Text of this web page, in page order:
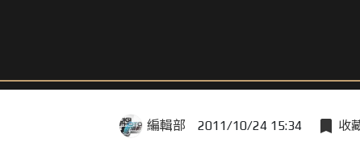
編輯部 2011/10/24 15:34 收